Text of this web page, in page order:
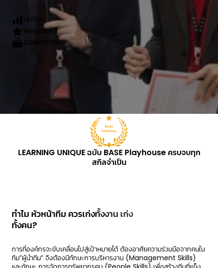
LEVELS
HIGHLIGHT
COMPETENCY
LEARNING UNIQUE ฉบับ BASE Playhouse ครบจบทุก
สกิลจำเป็น
ทำไม หัวหน้าทีม ควรเก่งทั้งงาน เก่ง
ทั้งคน?
การที่องค์กรจะขับเคลื่อนไปสู่เป้าหมายได้ ต้องอาศัยความร่วมมือจากคนใน
ทีม”ผู้นำทีม” จึงต้องมีทักษะการบริหารงาน (Management Skills)